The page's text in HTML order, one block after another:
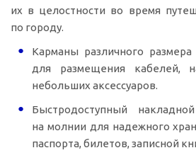
их в целостности во время
по городу.
Карманы различного
для размещения кабелей,
небольших аксессуаров.
Быстродоступный
на молнии для надежного
паспорта, билетов, записной